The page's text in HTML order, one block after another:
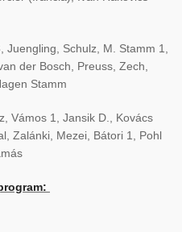
Juengling, Schulz, M. Stamm 1,
der Bosch, Preuss, Zech,
Stamm
Vámos 1, Jansik D., Kovács
Zalánki, Mezei, Bátori 1, Pohl